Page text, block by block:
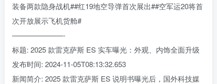
装备两款隐身战机##红19地空导弹首次展出##空军运20将首
次开放展示飞机货舱#
———————-
标题: 2025 款雷克萨斯 ES 实车曝光：外观、内饰全面升级
发布时间: 2024-11-05T08:13:32.653
新闻简介: 2025 款雷克萨斯 ES 说明书曝光后，国外科技媒